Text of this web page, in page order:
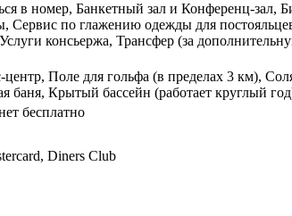
в номер, Банкетный зал и Конференц-зал,
Сервис по глажению одежды для
консьержа, Трансфер (за
Поле для гольфа (в пределах 3 км),
баня, Крытый бассейн (работает круглый
бесплатно
Diners Club